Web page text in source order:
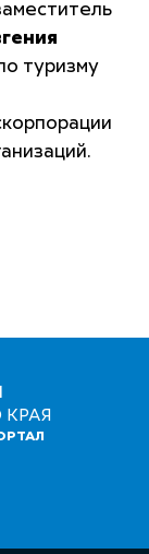
туризму
КРАЯ